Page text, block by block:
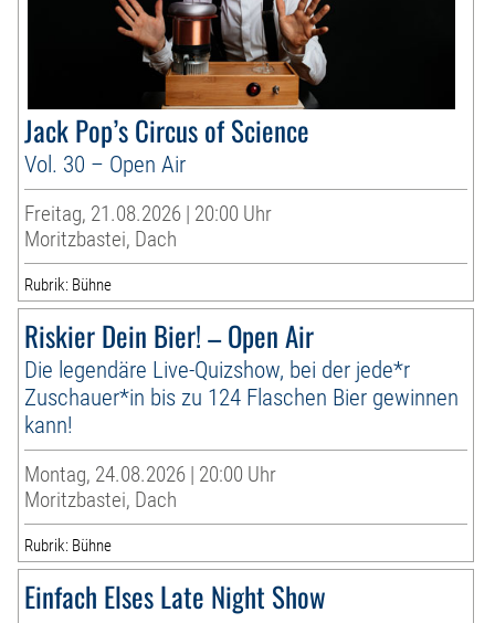
Jack Pop’s Circus of Science
Vol. 30 – Open Air
Freitag, 21.08.2026 | 20:00 Uhr
Moritzbastei, Dach
Rubrik: Bühne
Riskier Dein Bier! – Open Air
Die legendäre Live-Quizshow, bei der jede*r
Zuschauer*in bis zu 124 Flaschen Bier gewinnen
kann!
Montag, 24.08.2026 | 20:00 Uhr
Moritzbastei, Dach
Rubrik: Bühne
Einfach Elses Late Night Show